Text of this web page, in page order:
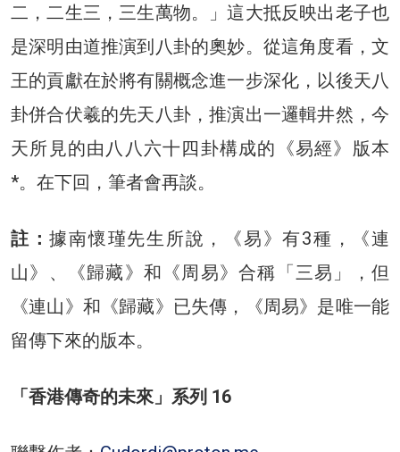
二，二生三，三生萬物。」這大抵反映出老子也
是深明由道推演到八卦的奧妙。從這角度看，文
王的貢獻在於將有關概念進一步深化，以後天八
卦併合伏羲的先天八卦，推演出一邏輯井然，今
天所見的由八八六十四卦構成的《易經》版本
*。在下回，筆者會再談。
註：據南懷瑾先生所說，《易》有3種，《連
山》、《歸藏》和《周易》合稱「三易」，但
《連山》和《歸藏》已失傳，《周易》是唯一能
留傳下來的版本。
「香港傳奇的未來」系列 16